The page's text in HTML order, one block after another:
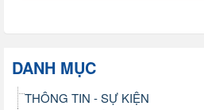
DANH MỤC
THÔNG TIN - SỰ KIỆN